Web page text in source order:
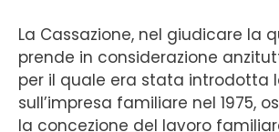
La Cassazione, nel giudicare la
prende in considerazione
per il quale era stata introdotta
sull’impresa familiare nel 1975,
la concezione del lavoro